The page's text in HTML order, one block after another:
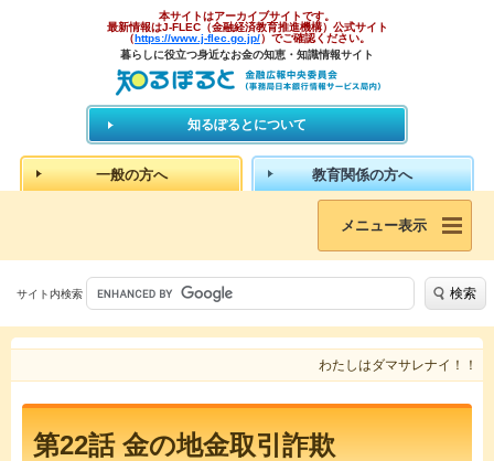
本サイトはアーカイブサイトです。
最新情報はJ-FLEC（金融経済教育推進機構）公式サイト
（https://www.j-flec.go.jp/）でご確認ください。
暮らしに役立つ身近なお金の知恵・知識情報サイト
知るぽるとについて
一般の方へ 教育関係の方へ
メニュー表示
サイト内検索 検索
わたしはダマサレナイ！！
第22話 金の地金取引詐欺